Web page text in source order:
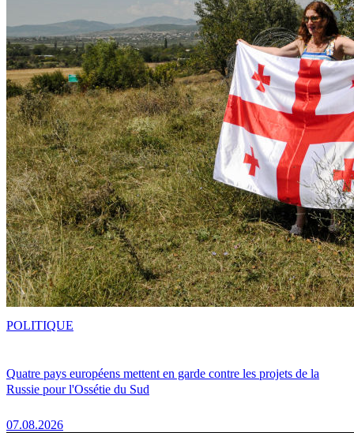
Quatre pays européens mettent en garde contre les projets de la
Russie pour l'Ossétie du Sud
07.08.2026
POLITIQUE